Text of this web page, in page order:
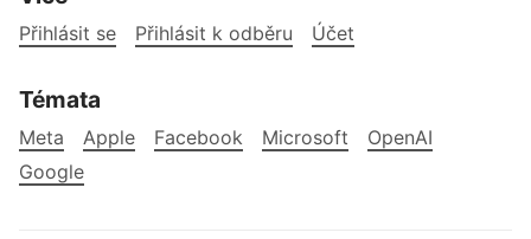
Přihlásit se Přihlásit k odběru Účet
Témata
Meta Apple Facebook Microsoft
OpenAI
Google